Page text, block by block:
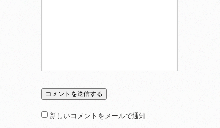
新しいコメントをメールで通知